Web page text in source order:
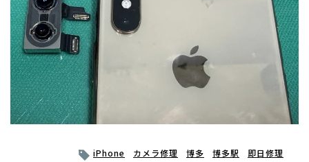
iPhone カメラ修理 博多 博多駅
即日修理